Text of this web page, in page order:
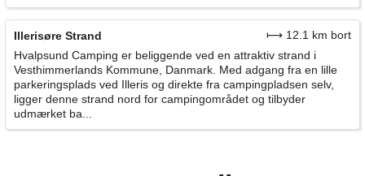
Illerisøre Strand
⟼ 12.1 km bort
Hvalpsund Camping er beliggende ved en attraktiv strand i
Vesthimmerlands Kommune, Danmark. Med adgang fra en lille
parkeringsplads ved Illeris og direkte fra campingpladsen selv,
ligger denne strand nord for campingområdet og tilbyder
udmærket ba...